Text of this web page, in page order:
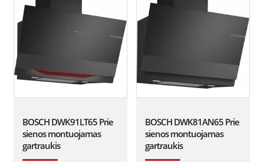
BOSCH DWK91LT65 Prie
sienos montuojamas
gartraukis
BOSCH DWK81AN65 Prie
sienos montuojamas
gartraukis